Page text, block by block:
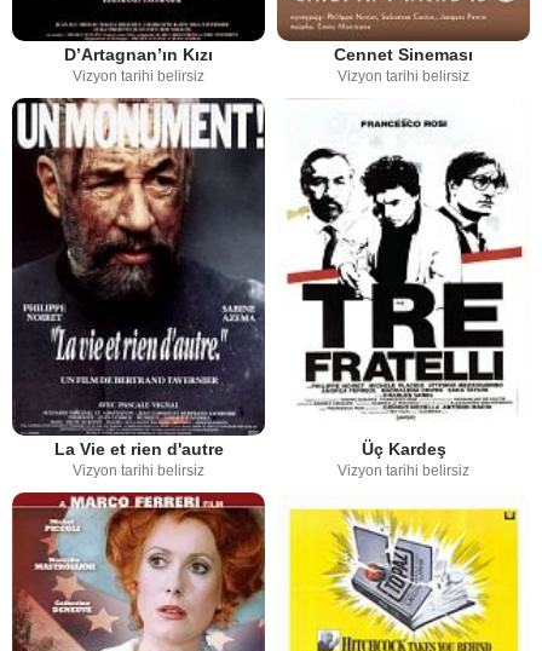
D’Artagnan’ın Kızı
Vizyon tarihi belirsiz
Cennet Sineması
Vizyon tarihi belirsiz
La Vie et rien d'autre
Vizyon tarihi belirsiz
Üç Kardeş
Vizyon tarihi belirsiz